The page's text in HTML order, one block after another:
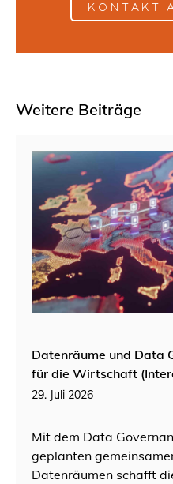
KONTAKT
Weitere Beiträge
Datenräume und Data
für die Wirtschaft
29. Juli 2026
Mit dem Data
geplanten
Datenräumen schafft